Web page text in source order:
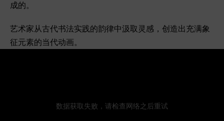
成的。
艺术家从古代书法实践的韵律中汲取灵感，创造出充满象
征元素的当代动画。